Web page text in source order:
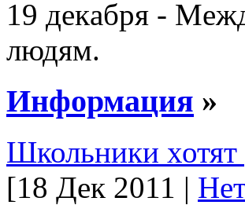
19 дeкaбpя -
людям.
Информация »
Школьники хотят
[18 Дек 2011 |